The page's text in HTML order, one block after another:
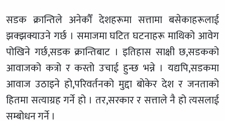
सडक क्रान्तिले अनेकौँ देशहरूमा सत्तामा बसेकाहरूलाई
झक्झक्याउने गर्छ । समाजमा घटित घटनाहरू माथिको आवेग
पोखिने गर्छ,सडक क्रान्तिबाट । इतिहास साक्षी छ,सडकको
आवाजको कत्रो र कस्तो उचाई हुन्छ भन्ने । यद्यपि,सडकमा
आवाज उठाइने हो,परिवर्तनको मुद्दा बोकेर देश र जनताको
हितमा सत्याग्रह गर्ने हो । तर,सरकार र सत्ताले नै हो त्यसलाई
सम्बोधन गर्ने ।